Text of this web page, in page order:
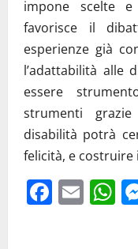
impone scelte
favorisce il
esperienze già
l’adattabilità alle
essere
strumenti
disabilità potrà
felicità, e